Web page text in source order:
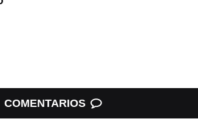
COMENTARIOS